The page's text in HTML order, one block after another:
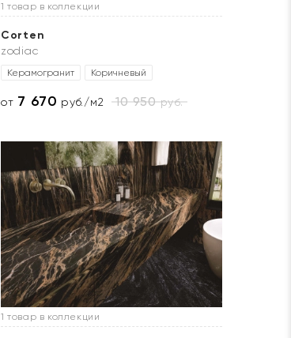
1 товар в коллекции
Corten
zodiac
Керамогранит Коричневый
от 7 670 руб./м2 10 950руб.
1 товар в коллекции